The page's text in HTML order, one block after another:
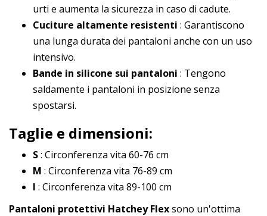
urti e aumenta la sicurezza in caso di cadute.
Cuciture altamente resistenti : Garantiscono
una lunga durata dei pantaloni anche con un uso
intensivo.
Bande in silicone sui pantaloni : Tengono
saldamente i pantaloni in posizione senza
spostarsi.
Taglie e dimensioni:
S: Circonferenza vita 60-76 cm
M : Circonferenza vita 76-89 cm
l : Circonferenza vita 89-100 cm
Pantaloni protettivi Hatchey Flexsono un'ottima